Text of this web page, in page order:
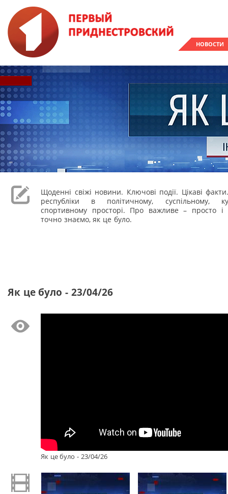
НОВОСТИ
Щоденні свіжі новини. Ключові події. Цікаві
республіки в політичному, суспільному,
спортивному просторі. Про важливе – просто і
точно знаємо, як це було.
Як це було - 23/04/26
Як це було - 23/04/26